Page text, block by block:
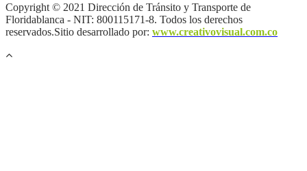
Copyright © 2021 Dirección de Tránsito y Transporte de
Floridablanca - NIT: 800115171-8. Todos los derechos
reservados.Sitio desarrollado por: www.creativovisual.com.co